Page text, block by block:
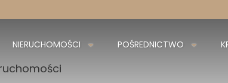
NIERUCHOMOŚCI POŚREDNICTWO